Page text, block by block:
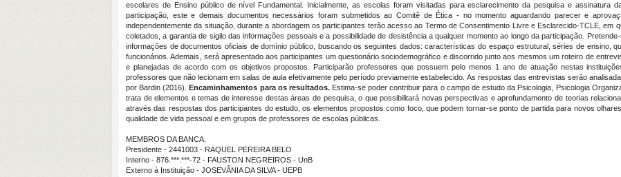
escolares de Ensino público de nível Fundamental. Inicialmente, as escolas foram visitadas para esclarecimento da pesquisa e assinatura
participação, este e demais documentos necessários foram submetidos ao Comitê de Ética - no momento aguardando parecer e
independentemente da situação, durante a abordagem os participantes terão acesso ao Termo de Consentimento Livre e Esclarecido-TCLE, em
coletados, a garantia de sigilo das informações pessoais e a possibilidade de desistência a qualquer momento ao longo da participação.
informações de documentos oficiais de domínio público, buscando os seguintes dados: características do espaço estrutural, séries de ensino,
funcionários. Ademais, será apresentado aos participantes um questionário sociodemográfico e discorrido junto aos mesmos um roteiro de
e planejadas de acordo com os objetivos propostos. Participarão professores que possuem pelo menos 1 ano de atuação nestas
professores que não lecionam em salas de aula efetivamente pelo período previamente estabelecido. As respostas das entrevistas serão
por Bardin (2016).Encaminhamentos para os resultados. Estima-se poder contribuir para o campo de estudo da Psicologia, Psicologia
trata de elementos e temas de interesse destas áreas de pesquisa, o que possibilitará novas perspectivas e aprofundamento de teorias
através das respostas dos participantes do estudo, os elementos propostos como foco, que podem tornar-se ponto de partida para novos
qualidade de vida pessoal e em grupos de professores de escolas públicas.
MEMBROS DA BANCA:
Presidente - 2441003 - RAQUEL PEREIRA BELO
Interno - 876.***.***-72 - FAUSTON NEGREIROS - UnB
Externo à Instituição - JOSEVÂNIA DA SILVA - UEPB